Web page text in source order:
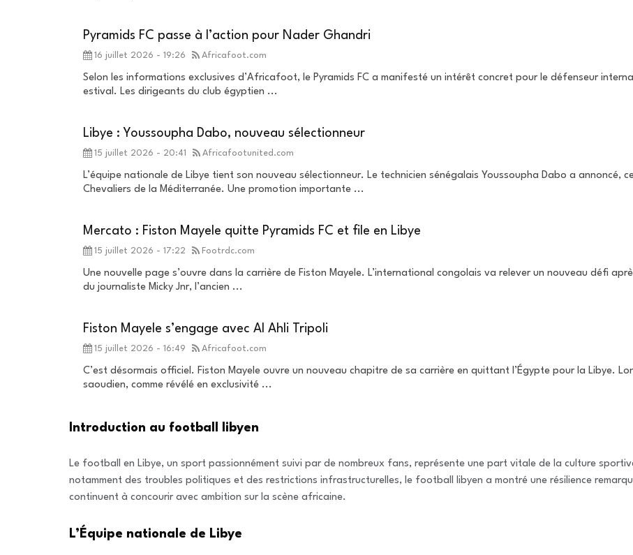
Pyramids FC passe à l’action pour Nader Ghandri
16 juillet 2026 - 19:26 Africafoot.com
Selon les informations exclusives d’Africafoot, le Pyramids FC a manifesté un intérêt concret pour le défenseur
estival. Les dirigeants du club égyptien ...
Libye : Youssoupha Dabo, nouveau sélectionneur
15 juillet 2026 - 20:41 Africafootunited.com
L’équipe nationale de Libye tient son nouveau sélectionneur. Le technicien sénégalais Youssoupha Dabo a annoncé,
Chevaliers de la Méditerranée. Une promotion importante ...
Mercato : Fiston Mayele quitte Pyramids FC et file en Libye
15 juillet 2026 - 17:22 Footrdc.com
Une nouvelle page s’ouvre dans la carrière de Fiston Mayele. L’international congolais va relever un nouveau défi
du journaliste Micky Jnr, l’ancien ...
Fiston Mayele s’engage avec Al Ahli Tripoli
15 juillet 2026 - 16:49 Africafoot.com
C’est désormais officiel. Fiston Mayele ouvre un nouveau chapitre de sa carrière en quittant l’Égypte pour la Libye.
saoudien, comme révélé en exclusivité ...
Introduction au football libyen
Le football en Libye, un sport passionnément suivi par de nombreux fans, représente une part vitale de la culture
notamment des troubles politiques et des restrictions infrastructurelles, le football libyen a montré une résilience
continuent à concourir avec ambition sur la scène africaine.
L’Équipe nationale de Libye